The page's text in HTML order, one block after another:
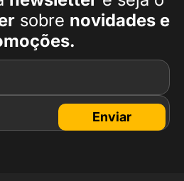
sobre novidades e
Enviar